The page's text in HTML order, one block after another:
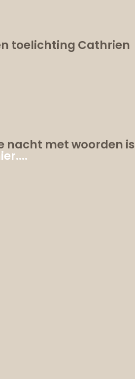
toelichting Cathrien
nacht met woorden is